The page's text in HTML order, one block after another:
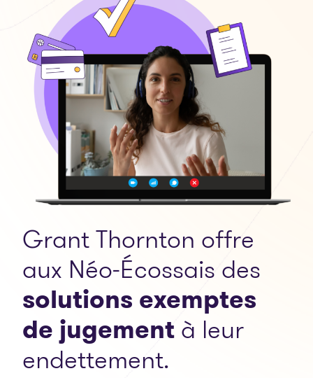
Grant Thornton offre
aux Néo-Écossais des
solutions exemptes
de jugementà leur
endettement.